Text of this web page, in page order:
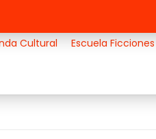
Cultural Escuela Ficciones